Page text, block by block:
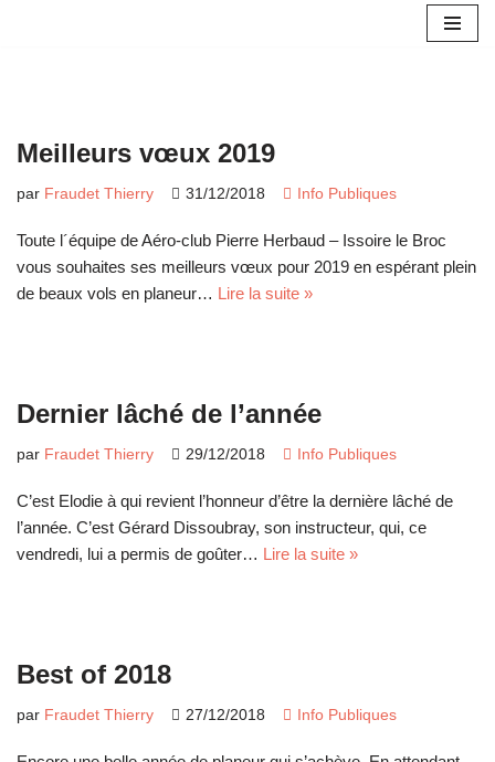
Meilleurs vœux 2019
par Fraudet Thierry 31/12/2018 Info Publiques
Toute l´équipe de Aéro-club Pierre Herbaud – Issoire le Broc
vous souhaites ses meilleurs vœux pour 2019 en espérant plein
de beaux vols en planeur… Lire la suite »
Dernier lâché de l’année
par Fraudet Thierry 29/12/2018 Info Publiques
C’est Elodie à qui revient l’honneur d’être la dernière lâché de
l’année. C’est Gérard Dissoubray, son instructeur, qui, ce
vendredi, lui a permis de goûter… Lire la suite »
Best of 2018
par Fraudet Thierry 27/12/2018 Info Publiques